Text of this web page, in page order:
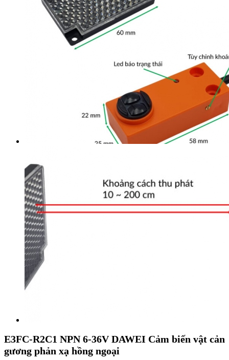
E3FC-R2C1 NPN 6-36V DAWEI Cảm biến vật cản
gương phản xạ hồng ngoại